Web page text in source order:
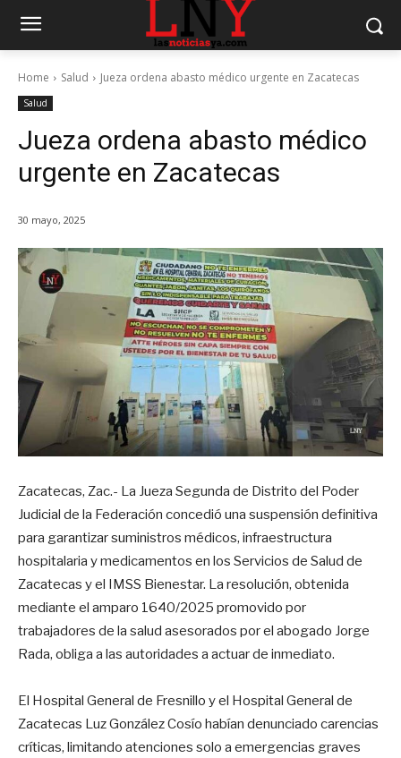
Home Salud Jueza ordena abasto médico urgente en Zacatecas
Salud
Jueza ordena abasto médico
urgente en Zacatecas
30 mayo, 2025
Zacatecas, Zac.- La Jueza Segunda de Distrito del Poder
Judicial de la Federación concedió una suspensión definitiva
para garantizar suministros médicos, infraestructura
hospitalaria y medicamentos en los Servicios de Salud de
Zacatecas y el IMSS Bienestar. La resolución, obtenida
mediante el amparo 1640/2025 promovido por
trabajadores de la salud asesorados por el abogado Jorge
Rada, obliga a las autoridades a actuar de inmediato.
El Hospital General de Fresnillo y el Hospital General de
Zacatecas Luz González Cosío habían denunciado carencias
críticas, limitando atenciones solo a emergencias graves